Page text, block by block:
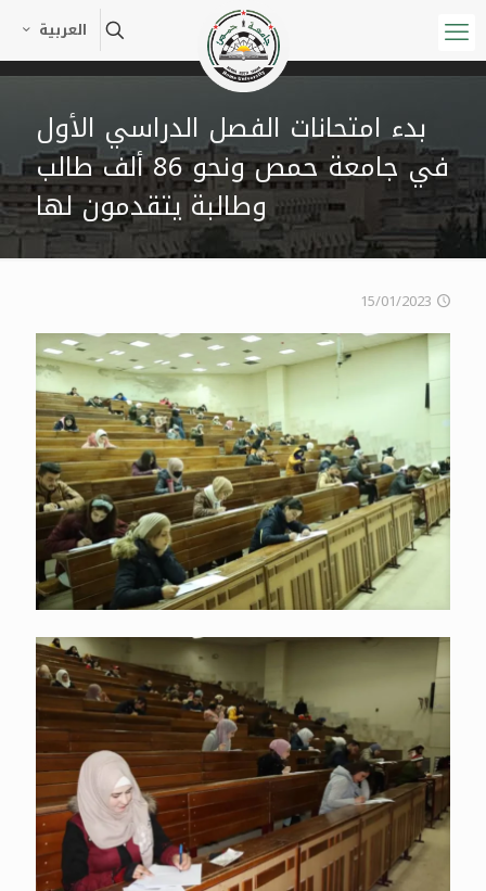
العربية
بدء امتحانات الفصل الدراسي الأول
في جامعة حمص ونحو 86 ألف طالب
وطالبة يتقدمون لها
15/01/2023